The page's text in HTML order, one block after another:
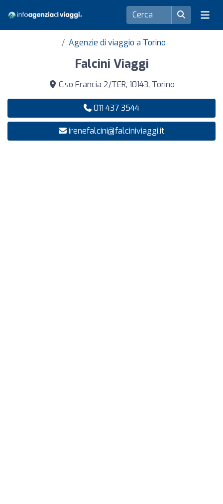
Agenzie di viaggio a Torino
Falcini Viaggi
C.so Francia 2/TER, 10143, Torino
011 437 3544
irenefalcini@falciniviaggi.it